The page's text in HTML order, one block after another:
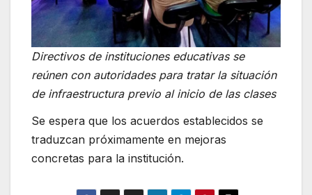
Directivos de instituciones educativas se
reúnen con autoridades para tratar la situación
de infraestructura previo al inicio de las clases
Se espera que los acuerdos establecidos se
traduzcan próximamente en mejoras
concretas para la institución.